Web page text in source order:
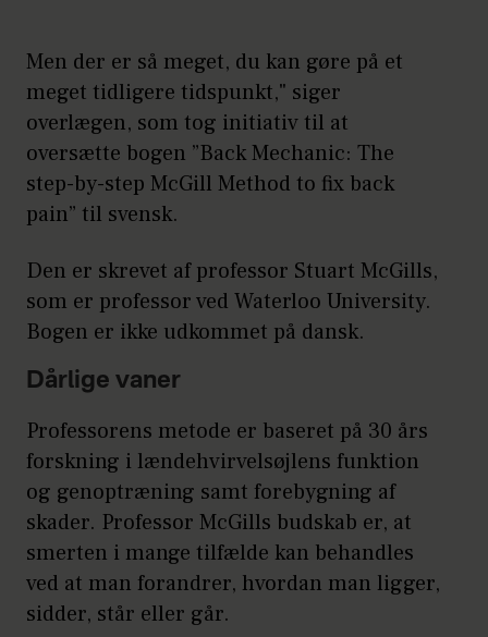
Lav sunde rygaktiviteter hver
dag. Gå i mindst 30 minutter
og tag pauser efter at have
siddet i mere end en time.
Få en sund balance mellem
aktivitets- og
træningsprogram.
Undgå smertefulde stillinger
og bevægelser. Der er en
sammenhæng mellem
kropsholdning, stilling og
smerte.
Pas på for mange genbesøg
ved lægen. De bedste læger
Men der er så meget, du kan gøre på et
meget tidligere tidspunkt," siger
overlægen, som tog initiativ til at
oversætte bogen ”Back Mechanic: The
step-by-step McGill Method to fix back
pain” til svensk.
Den er skrevet af professor Stuart McGills,
som er professor ved Waterloo University.
Bogen er ikke udkommet på dansk.
Dårlige vaner
Professorens metode er baseret på 30 års
forskning i lændehvirvelsøjlens funktion
og genoptræning samt forebygning af
skader. Professor McGills budskab er, at
smerten i mange tilfælde kan behandles
ved at man forandrer, hvordan man ligger,
sidder, står eller går.